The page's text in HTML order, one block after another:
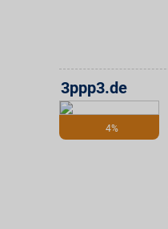
4%
3ppp3.de